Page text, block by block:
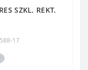
SZKL. REKT.
17